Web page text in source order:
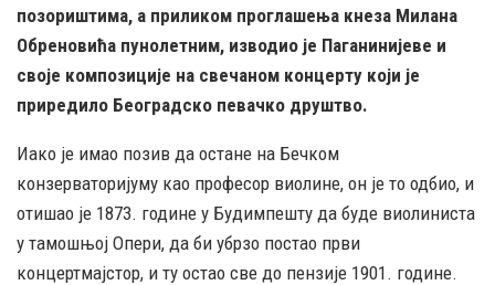
позориштима, а приликом проглашења кнеза Милана
Обреновића пунолетним, изводио је Паганинијеве и
своје композиције на свечаном концерту који је
приредило Београдско певачко друштво.
Иако је имао позив да остане на Бечком
конзерваторијуму као професор виолине, он је то одбио, и
отишао је 1873. године у Будимпешту да буде виолиниста
у тамошњој Опери, да би убрзо постао први
концертмајстор, и ту остао све до пензије 1901. године.